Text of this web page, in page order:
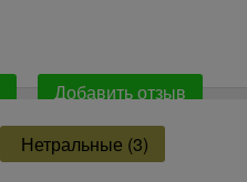
Добавить отзыв
Нетральные (3)